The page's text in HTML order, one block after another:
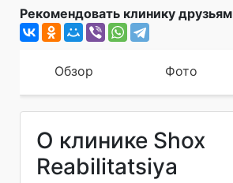
Рекомендовать клинику друзьям
Обзор Фото
О клинике Shox
Reabilitatsiya